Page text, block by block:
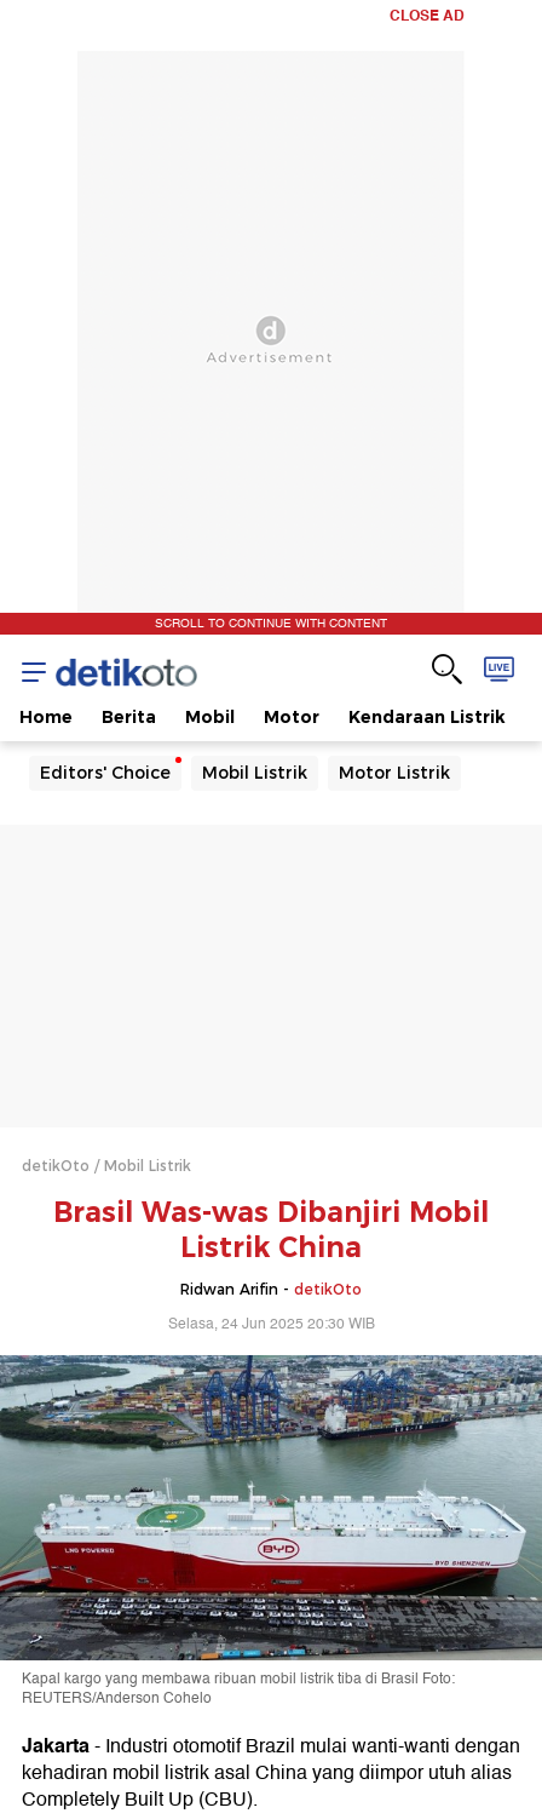
CLOSE AD
SCROLL TO CONTINUE WITH CONTENT
Home Berita Mobil Motor Kendaraan Listrik
Editors' Choice Mobil Listrik Motor Listrik
detikOto Mobil Listrik
Brasil Was-was Dibanjiri Mobil
Listrik China
Ridwan Arifin - detikOto
Selasa, 24 Jun 2025 20:30 WIB
Kapal kargo yang membawa ribuan mobil listrik tiba di Brasil Foto:
REUTERS/Anderson Cohelo
Jakarta-Industri otomotif Brazil mulai wanti-wanti dengan
kehadiran mobil listrik asal China yang diimpor utuh alias
Completely Built Up (CBU).